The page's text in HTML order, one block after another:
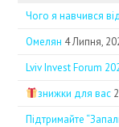
Чого я навчився
Омелян 4 Липня,
Lviv Invest Forum
знижки для вас
Підтримайте